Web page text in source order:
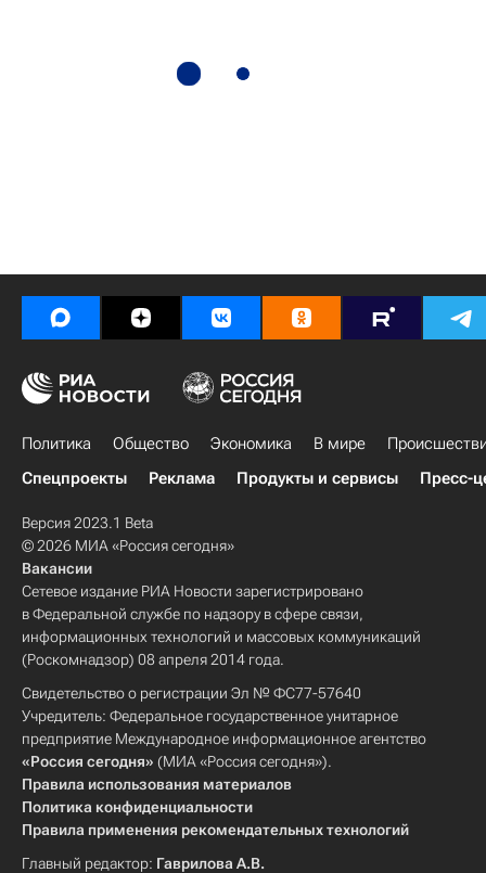
Политика Общество Экономика В мире
Спецпроекты
Реклама Продукты и сервисы Пресс-
Версия 2023.1 Beta
© 2026 МИА «Россия сегодня»
Вакансии
Сетевое издание РИА Новости зарегистрировано
в Федеральной службе по надзору в сфере связи,
информационных технологий и массовых коммуникаций
(Роскомнадзор) 08 апреля 2014 года.
Свидетельство о регистрации Эл № ФС77-57640
Учредитель: Федеральное государственное унитарное
предприятие Международное информационное агентство
«Россия сегодня» (МИА «Россия сегодня»).
Правила использования материалов
Политика конфиденциальности
Правила применения рекомендательных технологий
Главный редактор: Гаврилова А.В.